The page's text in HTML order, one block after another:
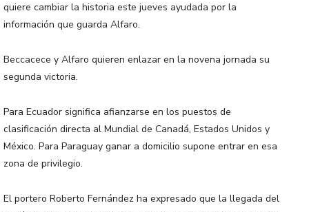
quiere cambiar la historia este jueves ayudada por la
información que guarda Alfaro.
Beccacece y Alfaro quieren enlazar en la novena jornada su
segunda victoria.
Para Ecuador significa afianzarse en los puestos de
clasificación directa al Mundial de Canadá, Estados Unidos y
México. Para Paraguay ganar a domicilio supone entrar en esa
zona de privilegio.
El portero Roberto Fernández ha expresado que la llegada del